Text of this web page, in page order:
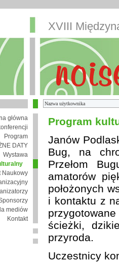
XVIII
główna
Program
DATY
Wystawa
Naukowy
mediów
Kontakt
Program
Janów
Bug, na
Przełom
amatorów
położonych
i kontaktu z
ścieżki,
przyroda.
Uczestnicy